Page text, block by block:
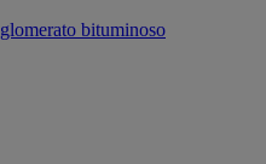
bituminoso